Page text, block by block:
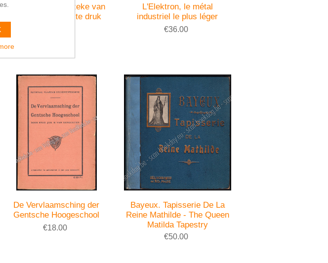
Het leven van Rozeke van
Dalen. Deel 1. 1ste druk
L'Elektron, le métal
industriel le plus léger
€36.00
De Vervlaamsching der
Gentsche Hoogeschool
€18.00
Bayeux. Tapisserie De La
Reine Mathilde - The Queen
Matilda Tapestry
€50.00